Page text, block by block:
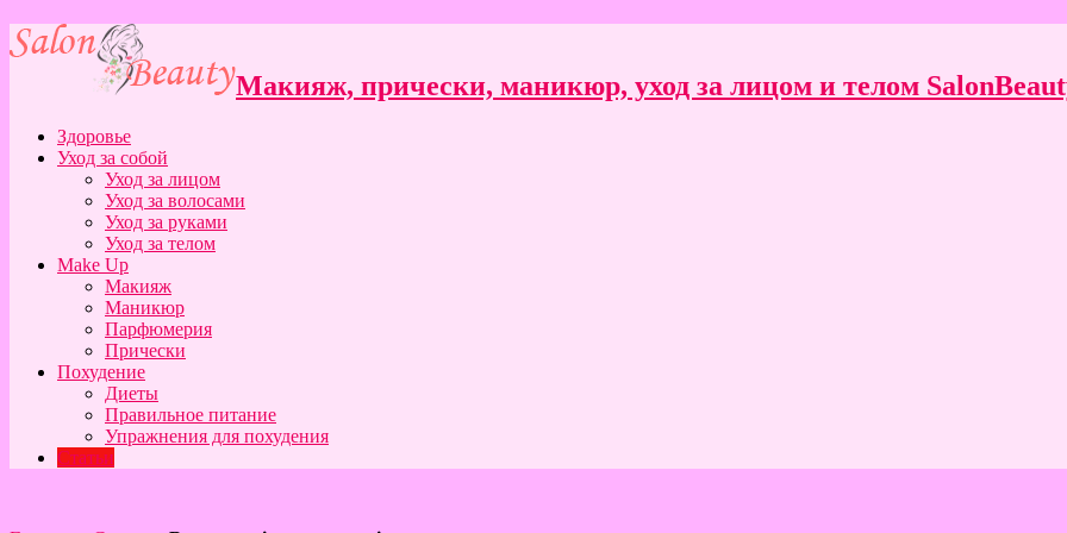
Макияж, прически, маникюр, уход за лицом и телом
Здоровье
Уход за собой
Уход за лицом
Уход за волосами
Уход за руками
Уход за телом
Make Up
Макияж
Маникюр
Парфюмерия
Прически
Похудение
Диеты
Правильное питание
Упражнения для похудения
Статьи